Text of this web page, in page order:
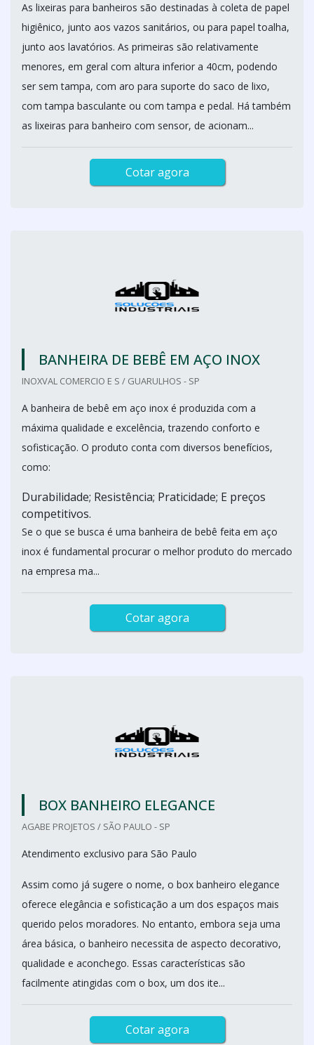
As lixeiras para banheiros são destinadas à coleta de papel
higiênico, junto aos vazos sanitários, ou para papel toalha,
junto aos lavatórios. As primeiras são relativamente
menores, em geral com altura inferior a 40cm, podendo
ser sem tampa, com aro para suporte do saco de lixo,
com tampa basculante ou com tampa e pedal. Há também
as lixeiras para banheiro com sensor, de acionam...
Cotar agora
BANHEIRA DE BEBÊ EM AÇO INOX
INOXVAL COMERCIO E S / GUARULHOS - SP
A banheira de bebê em aço inox é produzida com a
máxima qualidade e excelência, trazendo conforto e
sofisticação. O produto conta com diversos benefícios,
como:
Durabilidade; Resistência; Praticidade; E preços
competitivos.
Se o que se busca é uma banheira de bebê feita em aço
inox é fundamental procurar o melhor produto do mercado
na empresa ma...
Cotar agora
BOX BANHEIRO ELEGANCE
AGABE PROJETOS / SÃO PAULO - SP
Atendimento exclusivo para São Paulo
Assim como já sugere o nome, o box banheiro elegance
oferece elegância e sofisticação a um dos espaços mais
querido pelos moradores. No entanto, embora seja uma
área básica, o banheiro necessita de aspecto decorativo,
qualidade e aconchego. Essas características são
facilmente atingidas com o box, um dos ite...
Cotar agora